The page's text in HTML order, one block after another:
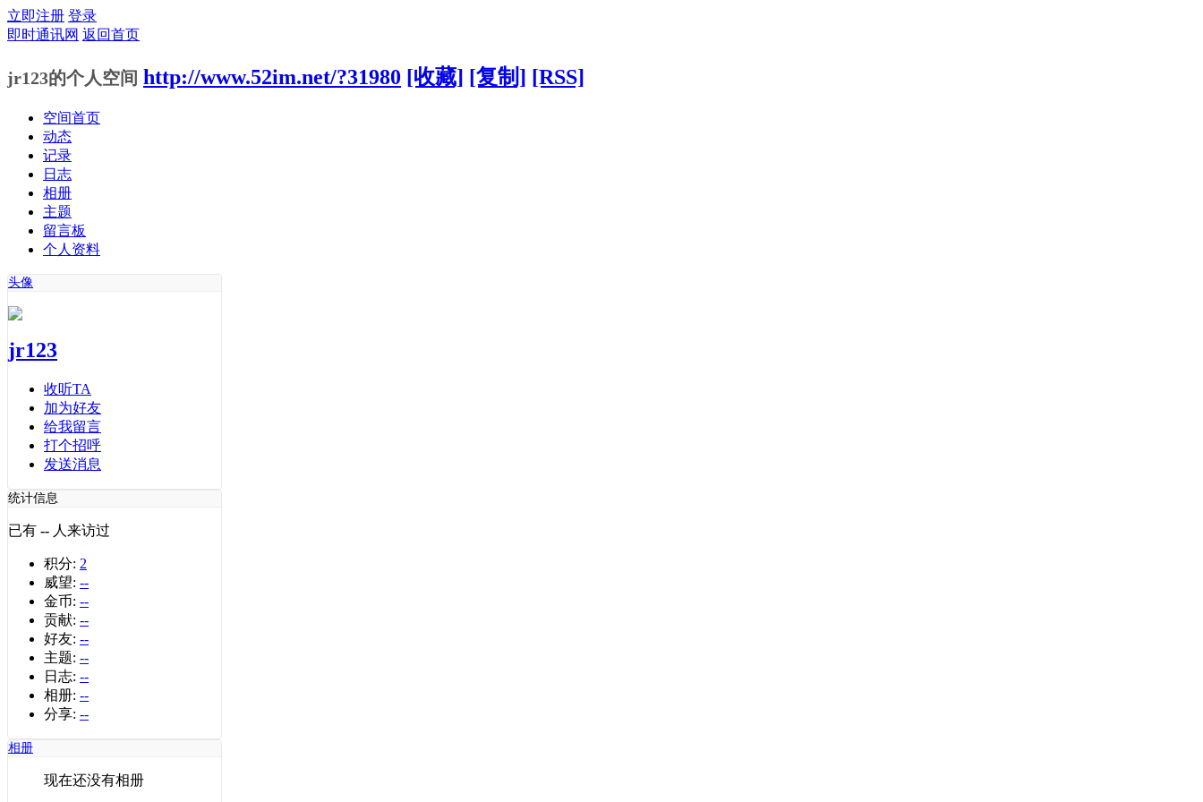
立即注册 登录
即时通讯网 返回首页
jr123的个人空间 http://www.52im.net/?31980 [收藏] [复制] [RSS]
空间首页
动态
记录
日志
相册
主题
留言板
个人资料
头像
jr123
收听TA
加为好友
给我留言
打个招呼
发送消息
统计信息
已有 -- 人来访过
积分: 2
威望: --
金币: --
贡献: --
好友: --
主题: --
日志: --
相册: --
分享: --
相册
现在还没有相册